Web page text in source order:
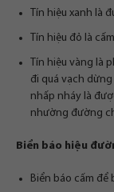
Tín hiệu xanh là
Tín hiệu đỏ là
Tín hiệu vàng là
đi quá vạch
nhấp nháy là
nhường đường
Biển báo hiệu
Biển báo cấm để